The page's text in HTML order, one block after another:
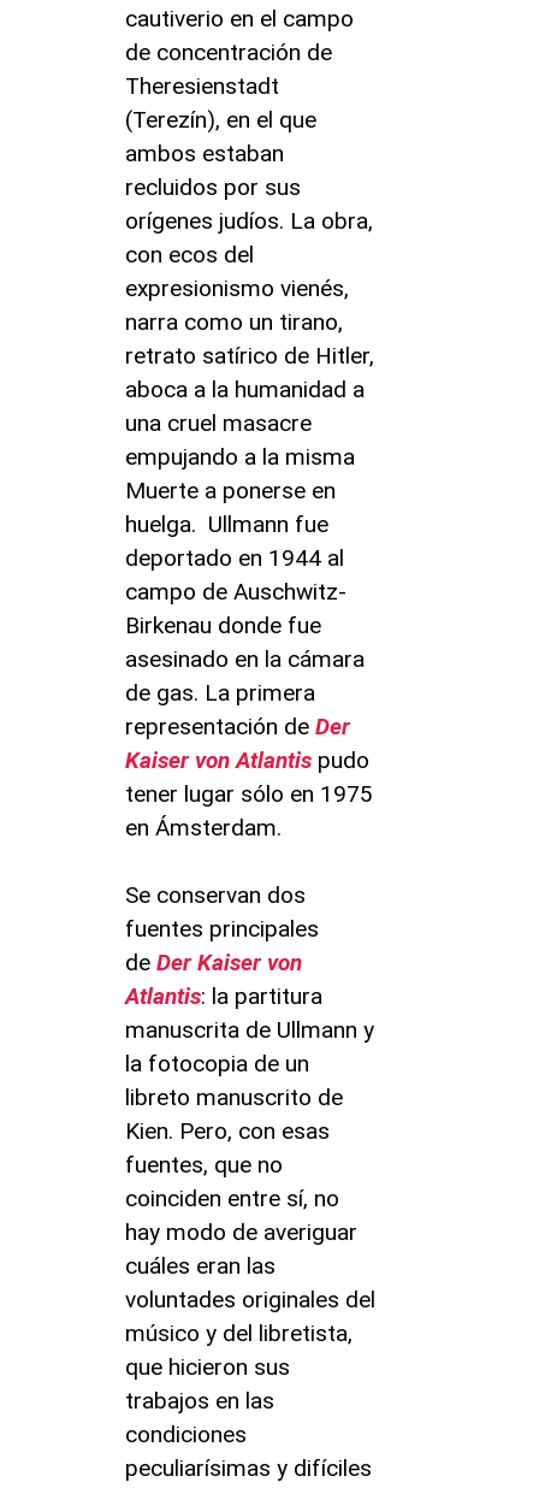
cautiverio en el campo
de concentración de
Theresienstadt
(Terezín), en el que
ambos estaban
recluidos por sus
orígenes judíos. La obra,
con ecos del
expresionismo vienés,
narra como un tirano,
retrato satírico de Hitler,
aboca a la humanidad a
una cruel masacre
empujando a la misma
Muerte a ponerse en
huelga. Ullmann fue
deportado en 1944 al
campo de Auschwitz-
Birkenau donde fue
asesinado en la cámara
de gas. La primera
representación de Der
Kaiser von Atlantis pudo
tener lugar sólo en 1975
en Ámsterdam.
Se conservan dos
fuentes principales
de Der Kaiser von
Atlantis: la partitura
manuscrita de Ullmann y
la fotocopia de un
libreto manuscrito de
Kien. Pero, con esas
fuentes, que no
coinciden entre sí, no
hay modo de averiguar
cuáles eran las
voluntades originales del
músico y del libretista,
que hicieron sus
trabajos en las
condiciones
peculiarísimas y difíciles